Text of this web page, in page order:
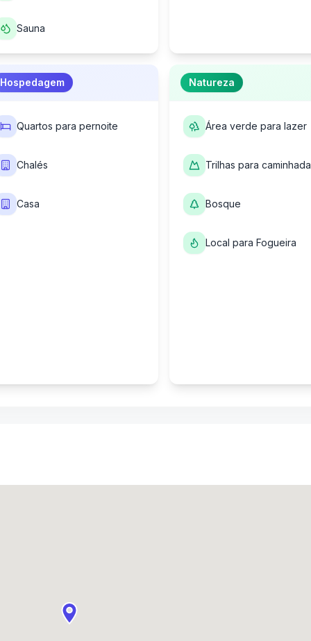
Sauna
Hospedagem
Quartos para pernoite
Chalés
Casa
Natureza
Área verde para lazer
Trilhas para caminhada
Bosque
Local para Fogueira